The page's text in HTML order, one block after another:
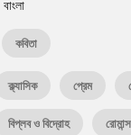
বাংলা
কবিতা
ক্ল্যাসিক প্রেম
বিপ্লব ও বিদ্রোহ রোমান্স